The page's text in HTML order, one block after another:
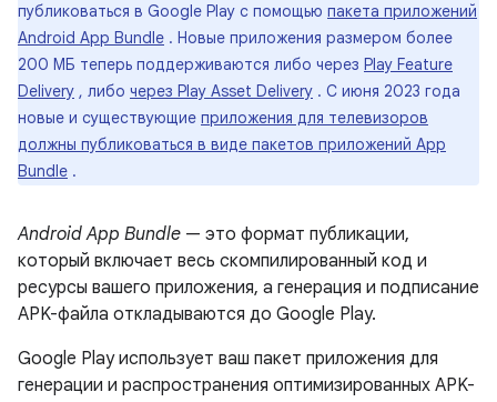
публиковаться в Google Play с помощью пакета приложений
Android App Bundle . Новые приложения размером более
200 МБ теперь поддерживаются либо через Play Feature
Delivery , либо через Play Asset Delivery . С июня 2023 года
новые и существующие приложения для телевизоров
должны публиковаться в виде пакетов приложений App
Bundle .
Android App Bundle — это формат публикации,
который включает весь скомпилированный код и
ресурсы вашего приложения, а генерация и подписание
APK-файла откладываются до Google Play.
Google Play использует ваш пакет приложения для
генерации и распространения оптимизированных APK-